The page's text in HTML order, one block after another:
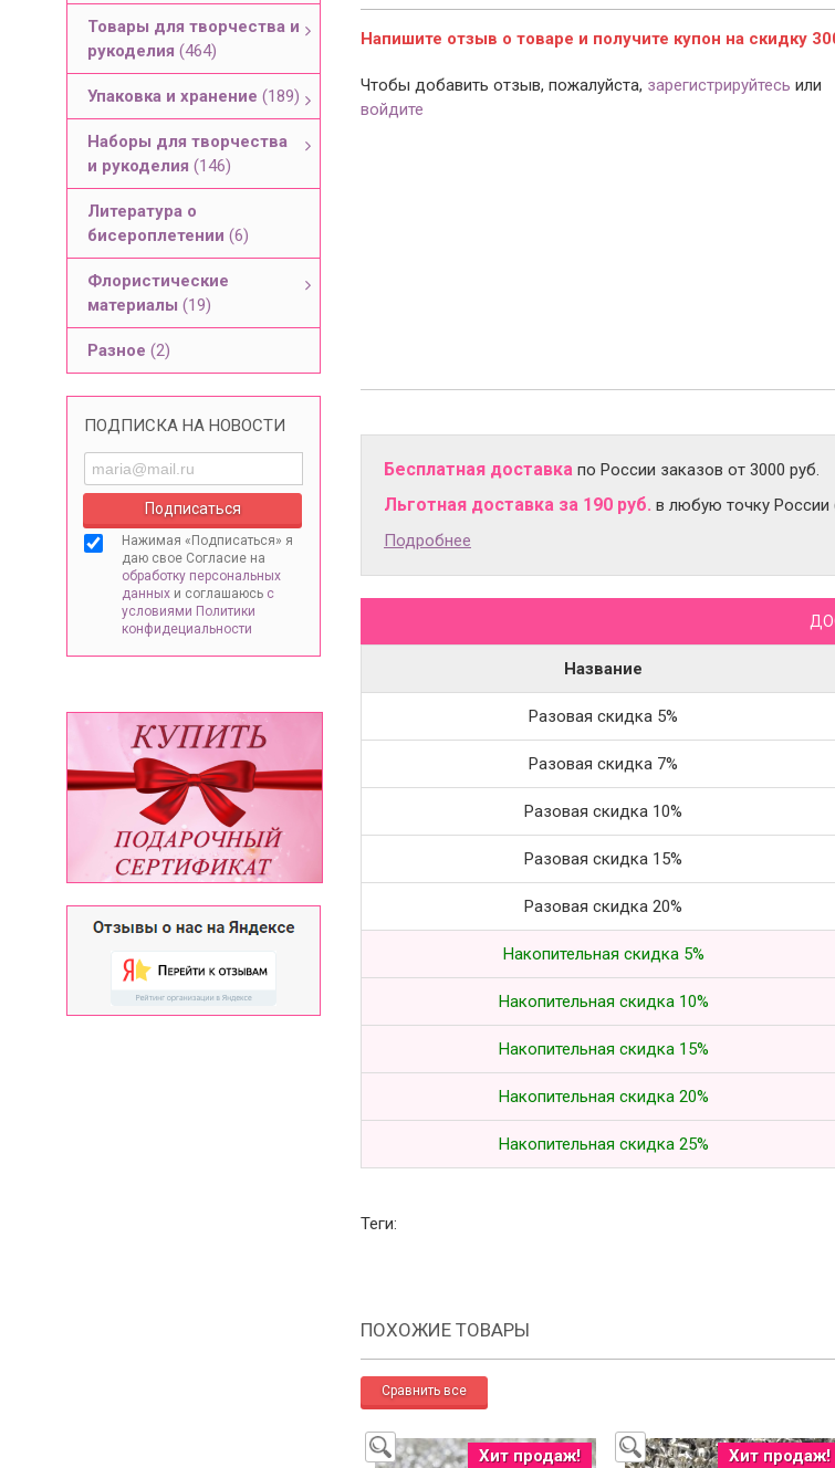
Товары для творчества и
рукоделия (464)
Упаковка и хранение (189)
Наборы для творчества
и рукоделия (146)
Литература о
бисероплетении (6)
Флористические
материалы (19)
Разное (2)
ПОДПИСКА НА НОВОСТИ
Нажимая «Подписаться» я
даю свое Согласие на
обработку персональных
данных и соглашаюсь с
условиями Политики
конфидециальности
Напишите отзыв о товаре и получите купон на скидку
Чтобы добавить отзыв, пожалуйста, зарегистрируйтесь или
войдите
Бесплатная доставка по России заказов от 3000 руб.
Льготная доставка за 190 руб. в любую точку России
Подробнее
Название
Разовая скидка 5%
Разовая скидка 7%
Разовая скидка 10%
Разовая скидка 15%
Разовая скидка 20%
Накопительная скидка 5%
Накопительная скидка 10%
Накопительная скидка 15%
Накопительная скидка 20%
Накопительная скидка 25%
Теги:
ПОХОЖИЕ ТОВАРЫ
Хит продаж! Хит продаж!